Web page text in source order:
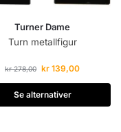
Turner Dame
Turn metallfigur
kr278,00 kr 139,00
Se alternativer